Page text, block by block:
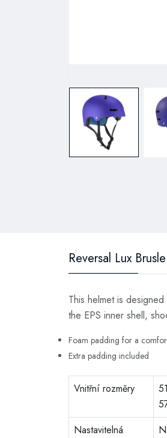
Reversal Lux
This helmet is
the EPS inner shell,
Foam padding for a
Extra padding included
Vnitřní rozměry
Nastavitelná